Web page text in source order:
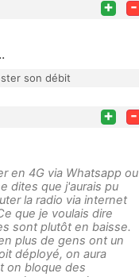
+ -
son débit
+ -
en 4G via Whatsapp ou
dites que j'aurais pu
la radio via internet
que je voulais dire
sont plutôt en baisse.
plus de gens ont un
déployé, on aura
on bloque des